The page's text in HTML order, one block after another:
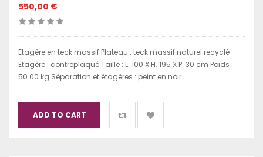
550,00 €
Etagère en teck massif Plateau : teck massif naturel recyclé
Etagère : contreplaqué Taille : L. 100 X H. 195 X P. 30 cm Poids :
50.00 kg Séparation et étagères : peint en noir
ADD TO CART